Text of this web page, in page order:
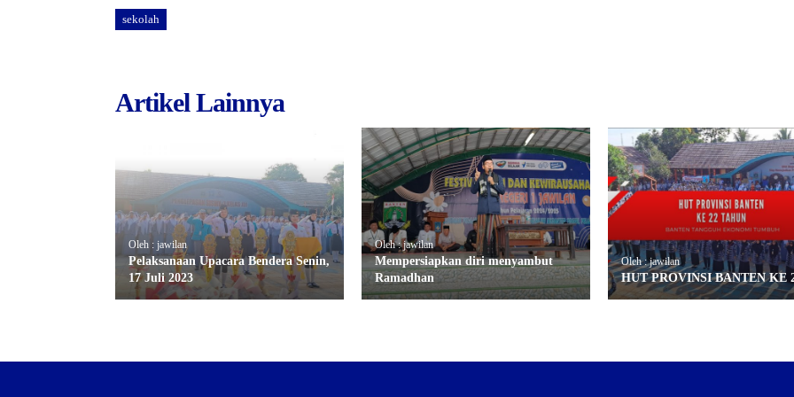
sekolah
Artikel Lainnya
Oleh : jawilan
Pelaksanaan Upacara Bendera Senin,
17 Juli 2023
Oleh : jawilan
Mempersiapkan diri menyambut
Ramadhan
Oleh : jawilan
HUT PROVINSI BANTEN KE